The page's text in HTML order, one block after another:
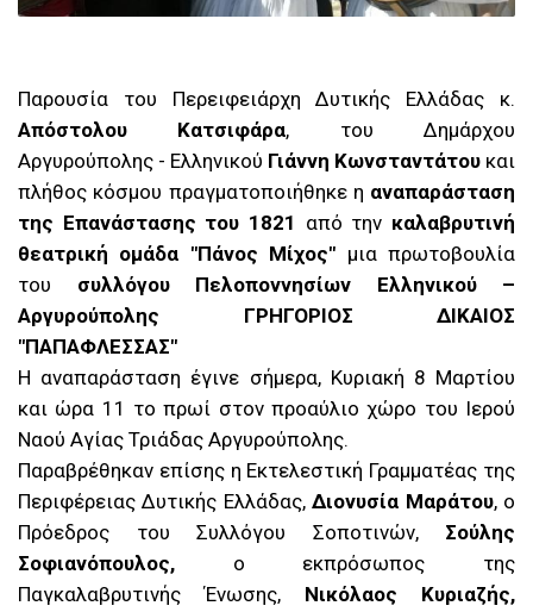
Παρουσία του Περειφειάρχη Δυτικής Ελλάδας κ.
Απόστολου Κατσιφάρα, του Δημάρχου
Αργυρούπολης - Ελληνικού Γιάννη Κωνσταντάτου και
πλήθος κόσμου πραγματοποιήθηκε η αναπαράσταση
της Επανάστασης του 1821 από την καλαβρυτινή
θεατρική ομάδα "Πάνος Μίχος" μια πρωτοβουλία
του συλλόγου Πελοποννησίων Ελληνικού –
Αργυρούπολης ΓΡΗΓΟΡΙΟΣ ΔΙΚΑΙΟΣ
"ΠΑΠΑΦΛΕΣΣΑΣ"
Η αναπαράσταση έγινε σήμερα, Κυριακή 8 Μαρτίου
και ώρα 11 το πρωί στον προαύλιο χώρο του Ιερού
Ναού Αγίας Τριάδας Αργυρούπολης.
Παραβρέθηκαν επίσης η Εκτελεστική Γραμματέας της
Περιφέρειας Δυτικής Ελλάδας,Διονυσία Μαράτου, ο
Πρόεδρος του Συλλόγου Σοποτινών, Σούλης
Σοφιανόπουλος, ο εκπρόσωπος της
Παγκαλαβρυτινής Ένωσης, Νικόλαος Κυριαζής,